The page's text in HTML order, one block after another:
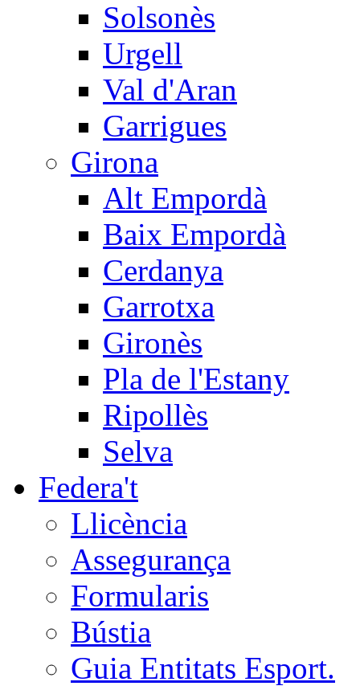
Solsonès
Urgell
Val d'Aran
Garrigues
Girona
Alt Empordà
Baix Empordà
Cerdanya
Garrotxa
Gironès
Pla de l'Estany
Ripollès
Selva
Federa't
Llicència
Assegurança
Formularis
Bústia
Guia Entitats Esport.